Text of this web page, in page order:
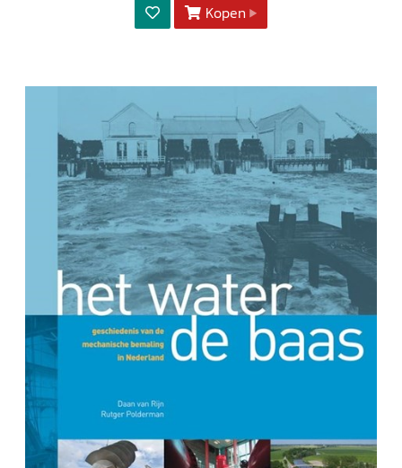
Kopen